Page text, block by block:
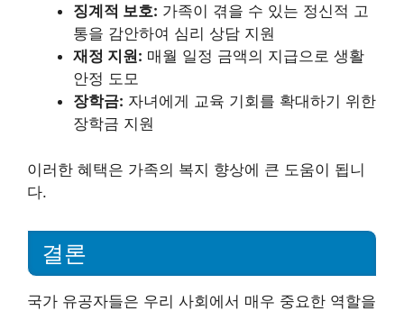
징계적 보호: 가족이 겪을 수 있는 정신적 고
통을 감안하여 심리 상담 지원
재정 지원: 매월 일정 금액의 지급으로 생활
안정 도모
장학금: 자녀에게 교육 기회를 확대하기 위한
장학금 지원
이러한 혜택은 가족의 복지 향상에 큰 도움이 됩니
다.
결론
국가 유공자들은 우리 사회에서 매우 중요한 역할을